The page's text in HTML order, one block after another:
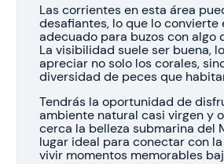
Las corrientes en esta área
desafiantes, lo que lo convierte
adecuado para buzos con algo
La visibilidad suele ser buena,
apreciar no solo los corales,
diversidad de peces que
Tendrás la oportunidad de
ambiente natural casi virgen y
cerca la belleza submarina del
lugar ideal para conectar con
vivir momentos memorables